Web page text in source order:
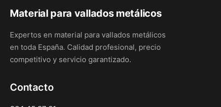
Material para vallados metálicos
Expertos en material para vallados metálicos
en toda España. Calidad profesional, precio
competitivo y servicio garantizado.
Contacto